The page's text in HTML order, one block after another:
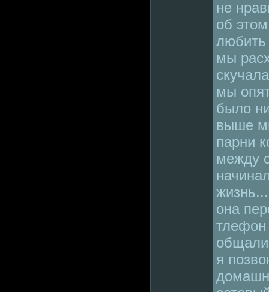
не
об
любить
мы
мы
было
выше
парни
между
она
тлефон
я